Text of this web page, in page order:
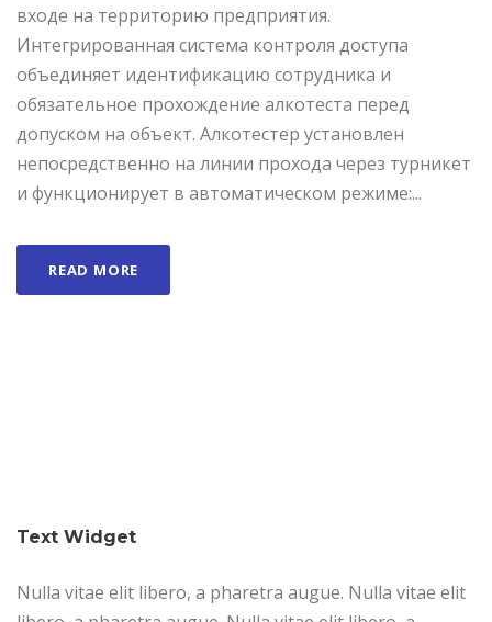
входе на территорию предприятия.
Интегрированная система контроля доступа
объединяет идентификацию сотрудника и
обязательное прохождение алкотеста перед
допуском на объект. Алкотестер установлен
непосредственно на линии прохода через турникет
и функционирует в автоматическом режиме:...
READ MORE
Text Widget
Nulla vitae elit libero, a pharetra augue. Nulla vitae elit